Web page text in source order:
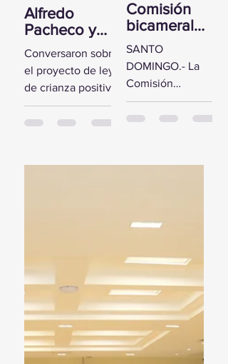
Alfredo
Pacheco y
comisión de
diputados
reciben a la
Primera
Dama
Conversaron sobre
el proyecto de ley
de crianza positiva
SANTO
DOMINGO.- El
Comisión
bicameral
inicia hoy el
estudio del
Presupuesto
General del
Estado 2024
SANTO
DOMINGO.- La
Comisión
Bicameral Especial
iniciará hoy los
proyecto de ley